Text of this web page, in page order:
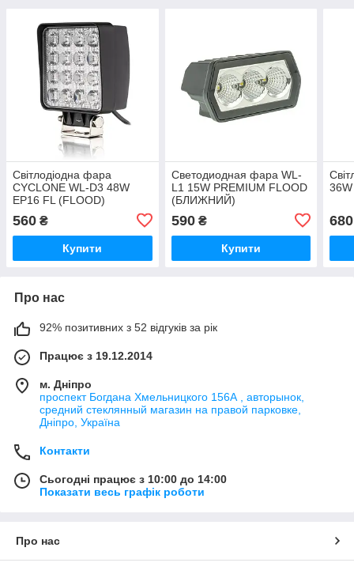
Світлодіодна фара
CYCLONE WL-D3 48W
EP16 FL (FLOOD)
560 ₴
Купити
Светодиодная фара WL-
L1 15W PREMIUM FLOOD
(БЛИЖНИЙ)
590₴
Купити
680
Про нас
92% позитивних з 52 відгуків за рік
Працює з 19.12.2014
м. Дніпро
проспект Богдана Хмельницкого 156А , авторынок,
средний стеклянный магазин на правой парковке,
Дніпро, Україна
Контакти
Сьогодні працює з 10:00 до 14:00
Показати весь графік роботи
Про нас